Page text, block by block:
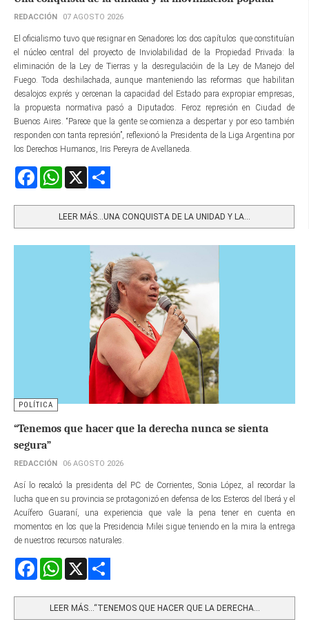
REDACCIÓN 07 AGOSTO 2026
El oficialismo tuvo que resignar en Senadores los dos capítulos que constituían
el núcleo central del proyecto de Inviolabilidad de la Propiedad Privada: la
eliminación de la Ley de Tierras y la desregulacióin de la Ley de Manejo del
Fuego. Toda deshilachada, aunque manteniendo las reformas que habilitan
desalojos exprés y cercenan la capacidad del Estado para expropiar empresas,
la propuesta normativa pasó a Diputados. Feroz represión en Ciudad de
Buenos Aires. “Parece que la gente se comienza a despertar y por eso también
responden con tanta represión”, reflexionó la Presidenta de la Liga Argentina por
los Derechos Humanos, Iris Pereyra de Avellaneda.
FacebookWhatsApp
LEER MÁS…UNA CONQUISTA DE LA UNIDAD Y LA...
POLÍTICA
“Tenemos que hacer que la derecha nunca se sienta
segura”
REDACCIÓN 06 AGOSTO 2026
Así lo recalcó la presidenta del PC de Corrientes, Sonia López, al recordar la
lucha que en su provincia se protagonizó en defensa de los Esteros del Iberá y el
Acuífero Guaraní, una experiencia que vale la pena tener en cuenta en
momentos en los que la Presidencia Milei sigue teniendo en la mira la entrega
de nuestros recursos naturales.
FacebookWhatsApp
LEER MÁS…“TENEMOS QUE HACER QUE LA DERECHA...